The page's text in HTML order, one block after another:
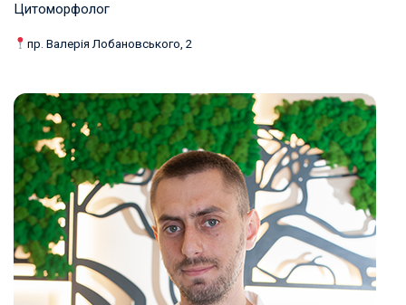
Цитоморфолог
пр. Валерія Лобановського, 2